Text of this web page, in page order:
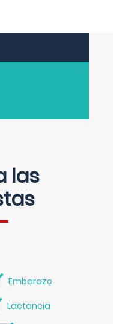
las
Embarazo
Lactancia